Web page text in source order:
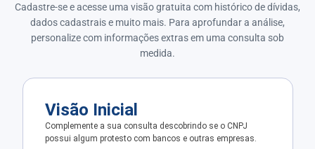
Cadastre-se e acesse uma visão gratuita com histórico de dívidas,
dados cadastrais e muito mais. Para aprofundar a análise,
personalize com informações extras em uma consulta sob
medida.
Visão Inicial
Complemente a sua consulta descobrindo se o CNPJ
possui algum protesto com bancos e outras empresas.